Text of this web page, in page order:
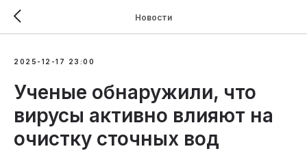
Новости
2025-12-17 23:00
Ученые обнаружили, что
вирусы активно влияют на
очистку сточных вод